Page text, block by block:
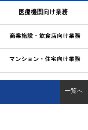
一覧へ